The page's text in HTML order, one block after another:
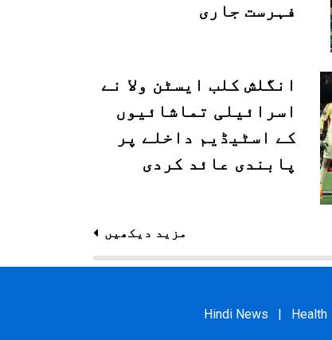
فہرست جاری
انگلش کلب ایسٹن ولا نے
اسرائیلی تماشائیوں
کے اسٹیڈیم داخلے پر
پابندی عائد کردی
مزید دیکھیں
Hindi News Health